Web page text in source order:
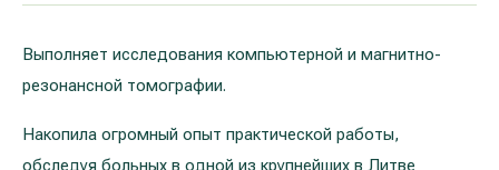
Выполняет исследования компьютерной и магнитно-
резонансной томографии.
Накопила огромный опыт практической работы,
обследуя больных в одной из крупнейших в Литве